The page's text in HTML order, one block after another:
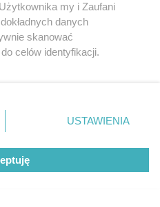
w jakikolwiek sposób (w
na jakimkolwiek polu
z umieszczaniem w
w części z naruszeniem prawa,
pod groźbą kary i może być
my i Zaufani
danych
skanować
celów identyfikacji.
ustawień prywatności
rogu strony
nie wymagają zgody
sprzeciwić się takiemu
miały zastosowanie tylko
USTAWIENIA